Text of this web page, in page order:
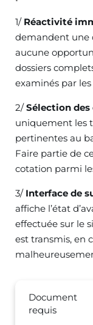
1/ Réactivité
demandent une
aucune
dossiers
examinés par
2/Sélection des
uniquement les
pertinentes au
Faire partie de
cotation parmi
3/ Interface de
affiche l’état
effectuée sur le
est transmis, en
Document
requis